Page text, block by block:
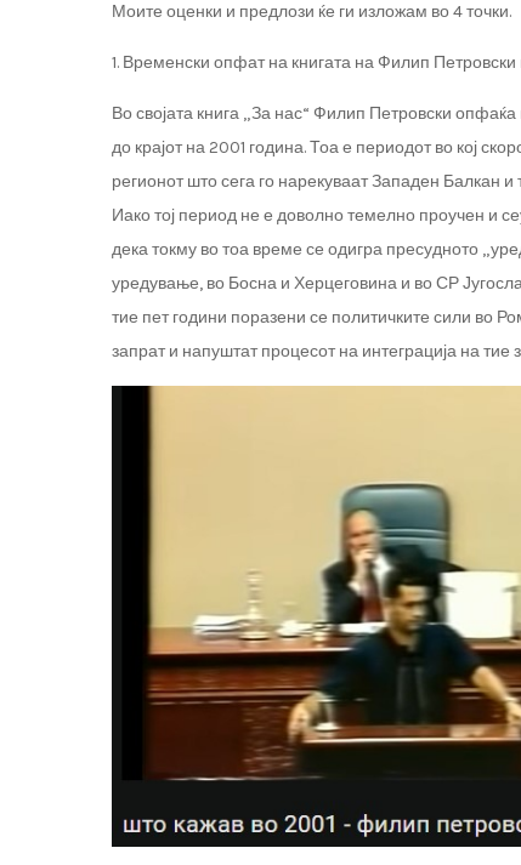
Моите оценки и предлози ќе ги изложам во 4 точки.
1. Временски опфат на книгата на Филип Петровски
Во својата книга „За нас“ Филип Петровски
до крајот на 2001 година. Тоа е периодот во кој
регионот што сега го нарекуваат Западен Балкан
Иако тој период не е доволно темелно проучен и
дека токму во тоа време се одигра пресудното
уредување, во Босна и Херцеговина и во СР
тие пет години поразени се политичките сили во
запрат и напуштат процесот на интеграција на тие